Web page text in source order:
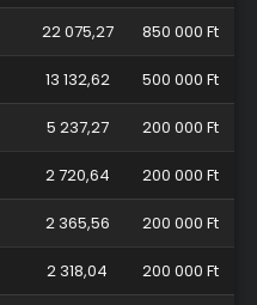
22 075,27 850 000 Ft
13 132,62 500 000 Ft
5 237,27 200 000 Ft
2 720,64 200 000 Ft
2 365,56 200 000 Ft
2 318,04 200 000 Ft